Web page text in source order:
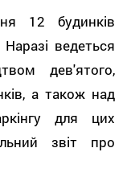
12 будинків
ведеться
дев'ятого,
а також над
для цих
звіт про